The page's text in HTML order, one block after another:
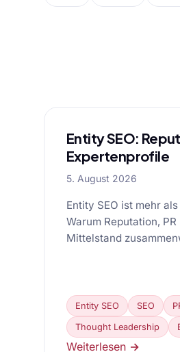
Alle
Entity SEO:
Expertenprofile
5. August 2026
Entity SEO ist mehr
Warum Reputation,
Mittelstand
Entity SEO SEO
Thought Leadership
Weiterlesen →